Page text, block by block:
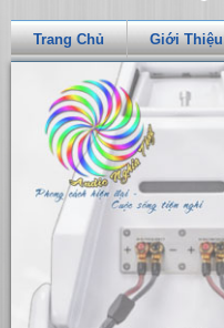
Trang Chủ Giới Thiệu